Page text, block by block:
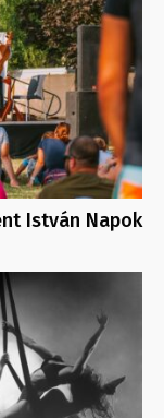
István Napok